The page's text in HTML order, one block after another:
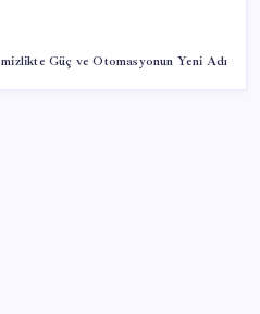
Güç ve Otomasyonun Yeni Adı